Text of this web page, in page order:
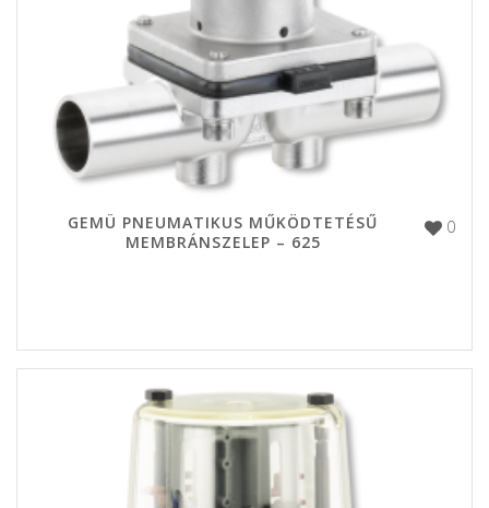
0
GEMÜ PNEUMATIKUS MŰKÖDTETÉSŰ
MEMBRÁNSZELEP – 625